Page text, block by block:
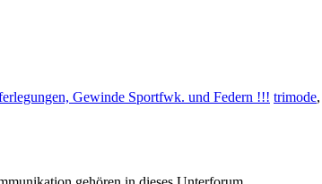
Gewinde Sportfwk. und Federn !!! trimode,